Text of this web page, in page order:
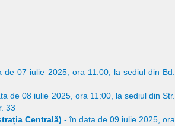
de 07 iulie 2025, ora 11:00, la sediul din Bd.
de 08 iulie 2025, ora 11:00, la sediul din Str.
33
Centrală) - în data de 09 iulie 2025, ora